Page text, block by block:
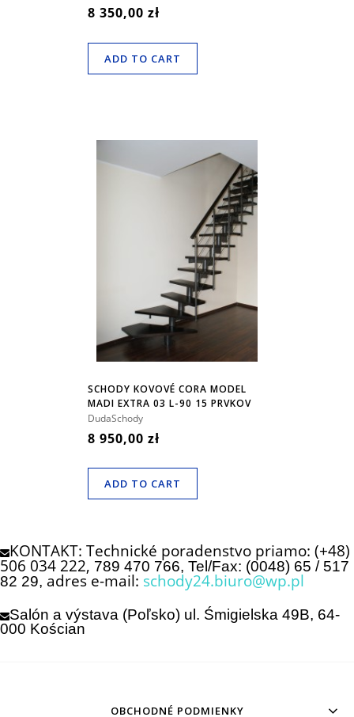
8 350,00 zł
ADD TO CART
SCHODY KOVOVÉ CORA MODEL
MADI EXTRA 03 L-90 15 PRVKOV
DudaSchody
8 950,00 zł
ADD TO CART
KONTAKT: Technické poradenstvo priamo: (+48)
506 034 222, 789 470 766, Tel/Fax: (0048) 65 / 517
82 29, adres e-mail: schody24.biuro@wp.pl
Salón a výstava (Poľsko) ul. Śmigielska 49B, 64-
000 Kościan
OBCHODNÉ PODMIENKY